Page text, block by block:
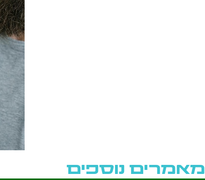
מאמרים נוספים